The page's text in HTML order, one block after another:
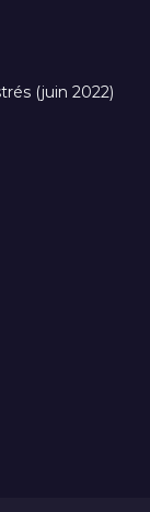
(juin 2022)